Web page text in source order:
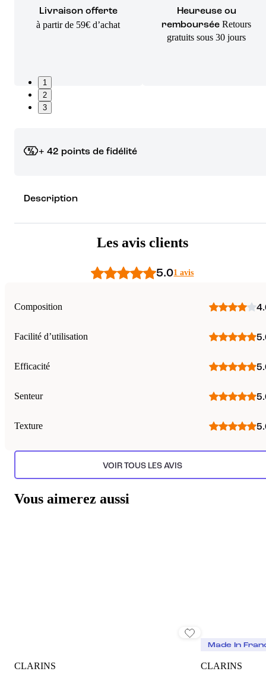
Livraison offerte
à partir de 59€ d’achat
Heureuse ou
remboursée Retours
gratuits sous 30 jours
1
2
3
+ 42 points de fidélité
rêver !
Découvrez les récompenses
Description
Les avis clients
5.01 avis
Composition
Facilité d’utilisation
Efficacité
Senteur
Texture
VOIR TOUS LES AVIS
Vous aimerez aussi
CLARINS
Made In
CLARINS